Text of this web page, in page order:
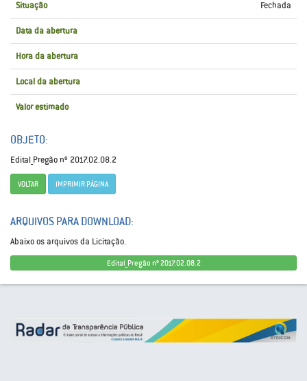
Situação Fechada
Data da abertura
Hora da abertura
Local da abertura
Valor estimado
OBJETO:
Edital_Pregão nº 2017.02.08.2
VOLTAR IMPRIMIR PÁGINA
ARQUIVOS PARA DOWNLOAD:
Abaixo os arquivos da Licitação.
Edital_Pregão nº 2017.02.08.2